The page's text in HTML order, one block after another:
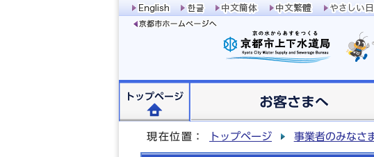
トップページ お客さまへ
現在位置： トップページ 事業者のみなさ